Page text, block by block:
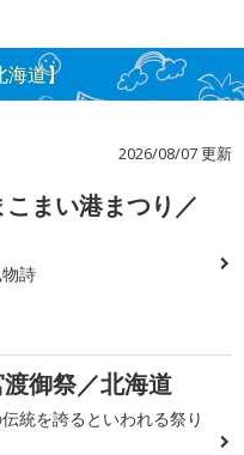
海道】
2026/08/07 更新
まい港まつり／
詩
御祭／北海道
統を誇るといわれる祭り